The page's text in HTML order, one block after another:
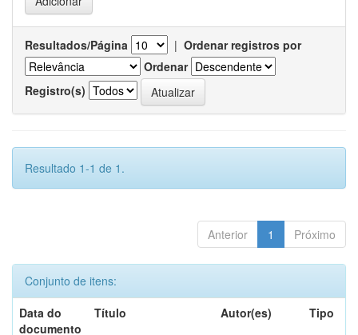
Resultados/Página | Ordenar registros por
Ordenar
Registro(s)
Resultado 1-1 de 1.
Anterior 1 Próximo
Conjunto de itens:
Data do
documento
Título Autor(es) Tipo